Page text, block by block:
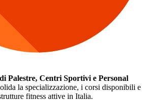
Palestre, Centri Sportivi e Personal
la specializzazione, i corsi disponibili e
fitness attive in Italia.